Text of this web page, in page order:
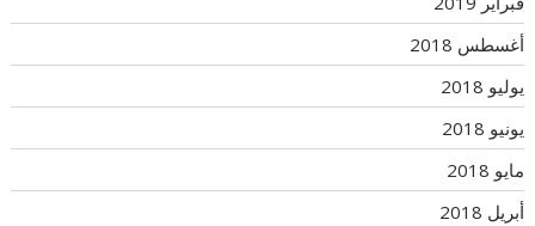
أغسطس 2018
يوليو 2018
يونيو 2018
مايو 2018
أبريل 2018